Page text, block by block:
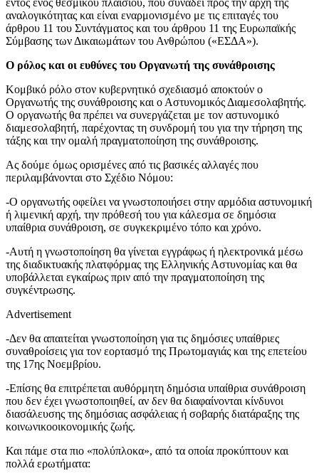
αναλογικότητας και είναι εναρμονισμένο με τις επιταγές του
άρθρου 11 του Συντάγματος και του άρθρου 11 της Ευρωπαϊκής
Σύμβασης των Δικαιωμάτων του Ανθρώπου («ΕΣΔΑ»).
Ο ρόλος και οι ευθύνες του Οργανωτή της συνάθροισης
Κομβικό ρόλο στον κυβερνητικό σχεδιασμό αποκτούν ο
Οργανωτής της συνάθροισης και ο Αστυνομικός Διαμεσολαβητής.
Ο οργανωτής θα πρέπει να συνεργάζεται με τον αστυνομικό
διαμεσολαβητή, παρέχοντας τη συνδρομή του για την τήρηση της
τάξης και την ομαλή πραγματοποίηση της συνάθροισης.
Ας δούμε όμως ορισμένες από τις βασικές αλλαγές που
περιλαμβάνονται στο Σχέδιο Νόμου:
-O οργανωτής οφείλει να γνωστοποιήσει στην αρμόδια αστυνομική
ή λιμενική αρχή, την πρόθεσή του για κάλεσμα σε δημόσια
υπαίθρια συνάθροιση, σε συγκεκριμένο τόπο και χρόνο.
-Αυτή η γνωστοποίηση θα γίνεται εγγράφως ή ηλεκτρονικά μέσω
της διαδικτυακής πλατφόρμας της Ελληνικής Αστυνομίας και θα
υποβάλλεται εγκαίρως πριν από την πραγματοποίηση της
συγκέντρωσης.
Advertisement
-Δεν θα απαιτείται γνωστοποίηση για τις δημόσιες υπαίθριες
συναθροίσεις για τον εορτασμό της Πρωτομαγιάς και της επετείου
της 17ης Νοεμβρίου.
-Επίσης θα επιτρέπεται αυθόρμητη δημόσια υπαίθρια συνάθροιση
που δεν έχει γνωστοποιηθεί, αν δεν θα διαφαίνονται κίνδυνοι
διασάλευσης της δημόσιας ασφάλειας ή σοβαρής διατάραξης της
κοινωνικοοικονομικής ζωής.
Και πάμε στα πιο «πολύπλοκα», από τα οποία προκύπτουν και
πολλά ερωτήματα: